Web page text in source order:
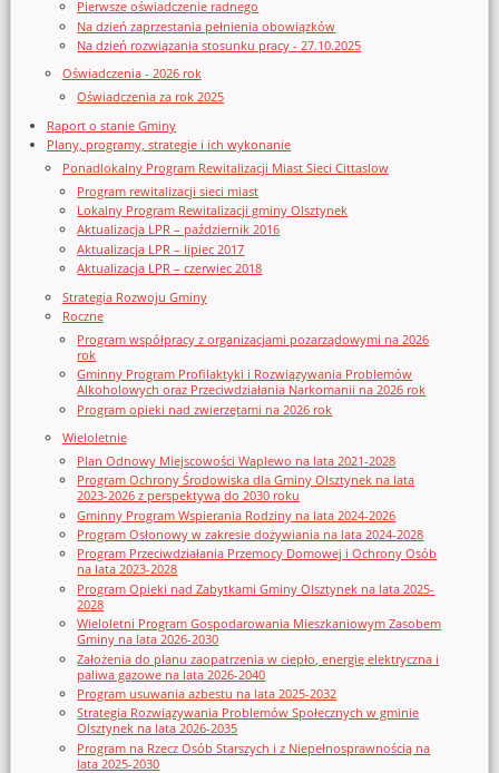
Pierwsze oświadczenie radnego
Na dzień zaprzestania pełnienia obowiązków
Na dzień rozwiązania stosunku pracy - 27.10.2025
Oświadczenia - 2026 rok
Oświadczenia za rok 2025
Raport o stanie Gminy
Plany, programy, strategie i ich wykonanie
Ponadlokalny Program Rewitalizacji Miast Sieci Cittaslow
Program rewitalizacji sieci miast
Lokalny Program Rewitalizacji gminy Olsztynek
Aktualizacja LPR – październik 2016
Aktualizacja LPR – lipiec 2017
Aktualizacja LPR – czerwiec 2018
Strategia Rozwoju Gminy
Roczne
Program współpracy z organizacjami pozarządowymi na 2026
rok
Gminny Program Profilaktyki i Rozwiązywania Problemów
Alkoholowych oraz Przeciwdziałania Narkomanii na 2026 rok
Program opieki nad zwierzętami na 2026 rok
Wieloletnie
Plan Odnowy Miejscowości Waplewo na lata 2021-2028
Program Ochrony Środowiska dla Gminy Olsztynek na lata
2023-2026 z perspektywą do 2030 roku
Gminny Program Wspierania Rodziny na lata 2024-2026
Program Osłonowy w zakresie dożywiania na lata 2024-2028
Program Przeciwdziałania Przemocy Domowej i Ochrony Osób
na lata 2023-2028
Program Opieki nad Zabytkami Gminy Olsztynek na lata 2025-
2028
Wieloletni Program Gospodarowania Mieszkaniowym Zasobem
Gminy na lata 2026-2030
Założenia do planu zaopatrzenia w ciepło, energię elektryczna i
paliwa gazowe na lata 2026-2040
Program usuwania azbestu na lata 2025-2032
Strategia Rozwiązywania Problemów Społecznych w gminie
Olsztynek na lata 2026-2035
Program na Rzecz Osób Starszych i z Niepełnosprawnością na
lata 2025-2030